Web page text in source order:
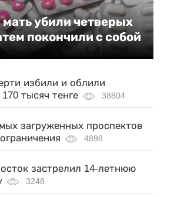
убили четверых
покончили с собой
избили и облили
тысяч тенге
38804
загруженных проспектов
4898
застрелил 14-летнюю
3248